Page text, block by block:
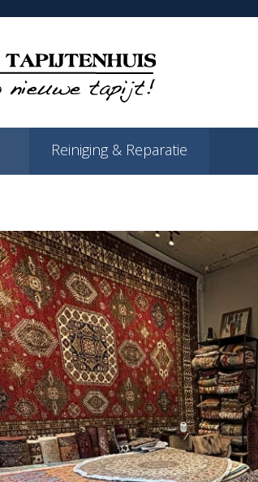
Reiniging & Reparatie